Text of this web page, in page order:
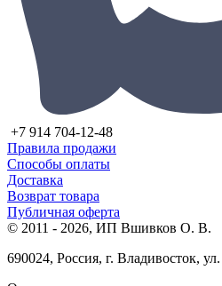
+7 914 704-12-48
Правила продажи
Способы оплаты
Доставка
Возврат товара
Публичная оферта
© 2011 - 2026, ИП Вшивков О. В.
690024, Россия, г. Владивосток,